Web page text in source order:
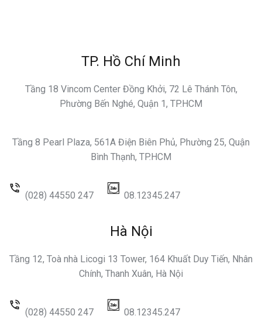
TP. Hồ Chí Minh
Tầng 18 Vincom Center Đồng Khởi, 72 Lê Thánh Tôn,
Phường Bến Nghé, Quận 1, TP.HCM
Tầng 8 Pearl Plaza, 561A Điện Biên Phủ, Phường 25, Quận
Bình Thạnh, TP.HCM
(028) 44550 247 08.12345.247
Hà Nội
Tầng 12, Toà nhà Licogi 13 Tower, 164 Khuất Duy Tiến, Nhân
Chính, Thanh Xuân, Hà Nội
(028) 44550 247 08.12345.247